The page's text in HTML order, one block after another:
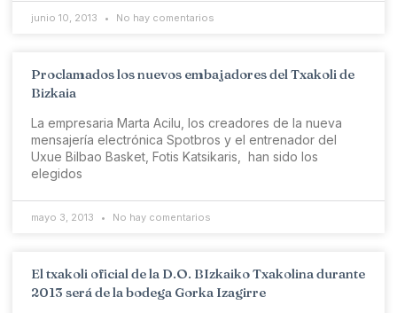
junio 10, 2013 No hay comentarios
Proclamados los nuevos embajadores del Txakoli de
Bizkaia
La empresaria Marta Acilu, los creadores de la nueva
mensajería electrónica Spotbros y el entrenador del
Uxue Bilbao Basket, Fotis Katsikaris, han sido los
elegidos
mayo 3, 2013 No hay comentarios
El txakoli oficial de la D.O. BIzkaiko Txakolina durante
2013 será de la bodega Gorka Izagirre